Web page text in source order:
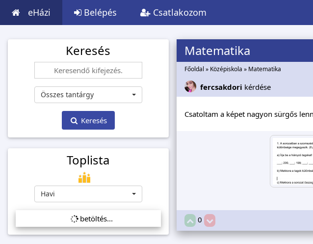
eHázi Belépés Csatlakozom
Keresés
Összes tantárgy
Keresés
Toplista
Havi
betöltés...
Matematika
Főoldal » Középiskola » Matematika
fercsakdori kérdése
Csatoltam a képet nagyon sürgős
0